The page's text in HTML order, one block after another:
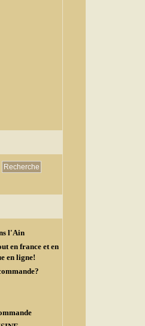
l'Ain
en france et en
en ligne!